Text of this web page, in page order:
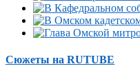
Сюжеты на RUTUBE